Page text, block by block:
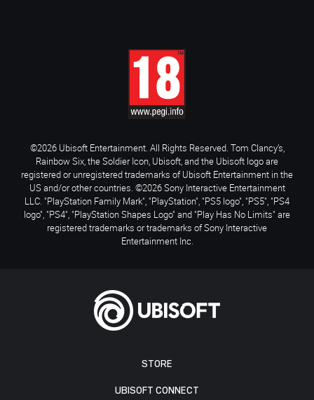
STORE
UBISOFT CONNECT
©2026 Ubisoft Entertainment. All Rights Reserved. Tom Clancy’s,
Rainbow Six, the Soldier Icon, Ubisoft, and the Ubisoft logo are
registered or unregistered trademarks of Ubisoft Entertainment in the
US and/or other countries. ©2026 Sony Interactive Entertainment
LLC. "PlayStation Family Mark", "PlayStation", "PS5 logo", "PS5", "PS4
logo", "PS4", "PlayStation Shapes Logo" and "Play Has No Limits" are
registered trademarks or trademarks of Sony Interactive
Entertainment Inc.